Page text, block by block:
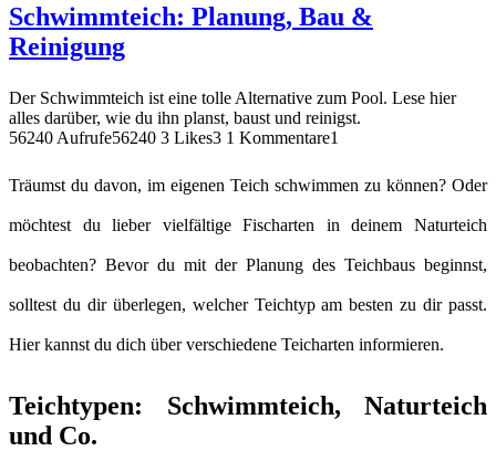
Schwimmteich: Planung, Bau &
Reinigung
Der Schwimmteich ist eine tolle Alternative zum Pool. Lese hier
alles darüber, wie du ihn planst, baust und reinigst.
56240 Aufrufe56240 3 Likes3 1 Kommentare1
Träumst du davon, im eigenen Teich schwimmen zu können? Oder
möchtest du lieber vielfältige Fischarten in deinem Naturteich
beobachten? Bevor du mit der Planung des Teichbaus beginnst,
solltest du dir überlegen, welcher Teichtyp am besten zu dir passt.
Hier kannst du dich über verschiedene Teicharten informieren.
Teichtypen: Schwimmteich, Naturteich
und Co.